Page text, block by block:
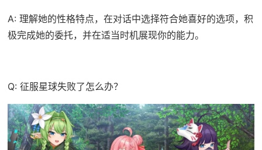
A: 理解她的性格特点，在对话中选择符合她喜好的选项，积
极完成她的委托，并在适当时机展现你的能力。
Q: 征服星球失败了怎么办？